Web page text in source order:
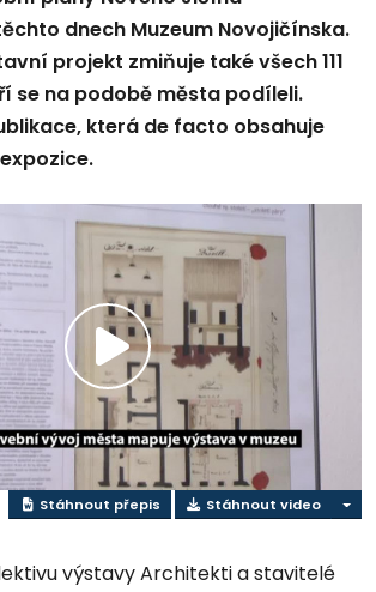
dnech Muzeum Novojičínska.
projekt zmiňuje také všech 111
se na podobě města podíleli.
která de facto obsahuje
Přehrát
video
Stáhnout přepis Stáhnout video
výstavy Architekti a stavitelé